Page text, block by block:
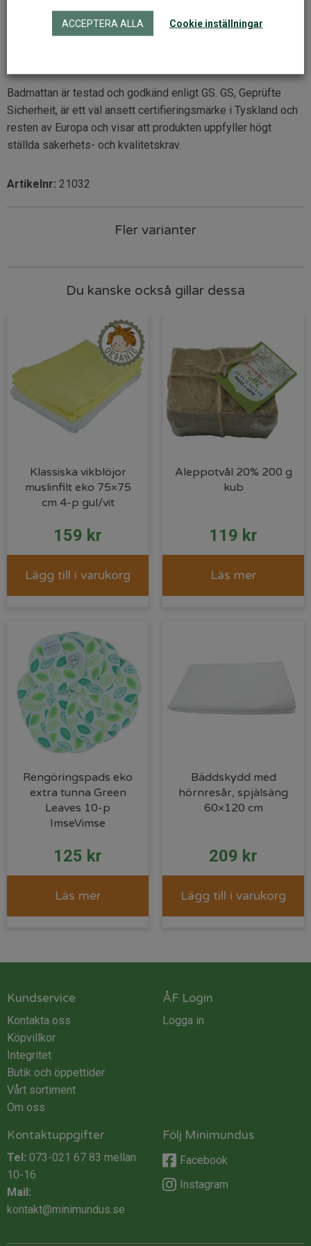
Få barn är allergiska mot naturgummi men du bör vara
Badmattan är testad och godkänd enligt GS. GS, Geprüfte
Sicherheit, är ett väl ansett certifieringsmärke i Tyskland och
resten av Europa och visar att produkten uppfyller högt
ställda säkerhets- och kvalitetskrav.
Artikelnr: 21032
Fler varianter
Du kanske också gillar dessa
Klassiska vikblöjor
muslinfilt eko 75×75
cm 4-p gul/vit
159 kr
Lägg till i varukorg
Aleppotvål 20% 200 g
kub
119 kr
Läs mer
Rengöringspads eko
extra tunna Green
Leaves 10-p
ImseVimse
125 kr
Läs mer
Bäddskydd med
hörnresår, spjälsäng
60×120 cm
209 kr
Lägg till i varukorg
Kundservice
Kontakta oss
Köpvillkor
Integritet
Butik och öppettider
Vårt sortiment
Om oss
ÅF Login
Logga in
Kontaktuppgifter
Tel: 073-021 67 83 mellan
10-16
Mail:
kontakt@minimundus.se
Följ Minimundus
Facebook
Instagram
ACCEPTERA ALLA Cookie inställningar